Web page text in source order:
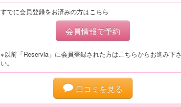
すでに会員登録をお済みの方はこちら
会員情報で予約
※以前「Reservia」に会員登録された方はこちらからお進み下さ
い。
口コミを見る